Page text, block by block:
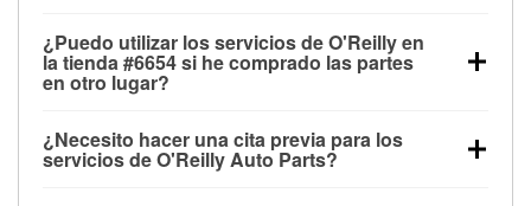
las pruebas de batería, pruebas de alternador y
motor de arranque, revisión de la luz “Check Engine”
con O'Reilly VeriScan® e instalación de
limpiaparabrisas o bombillas, están disponibles en
todas las tiendas O'Reilly Auto Parts. La tienda
¿Puedo utilizar los servicios de O'Reilly en
la tienda #6654 si he comprado las partes
en otro lugar?
de O'Reilly Auto Parts que estén disponibles en la
tienda #6654 de Rome, GA aunque hayas comprado
¿Necesito hacer una cita previa para los
servicios de O'Reilly Auto Parts?